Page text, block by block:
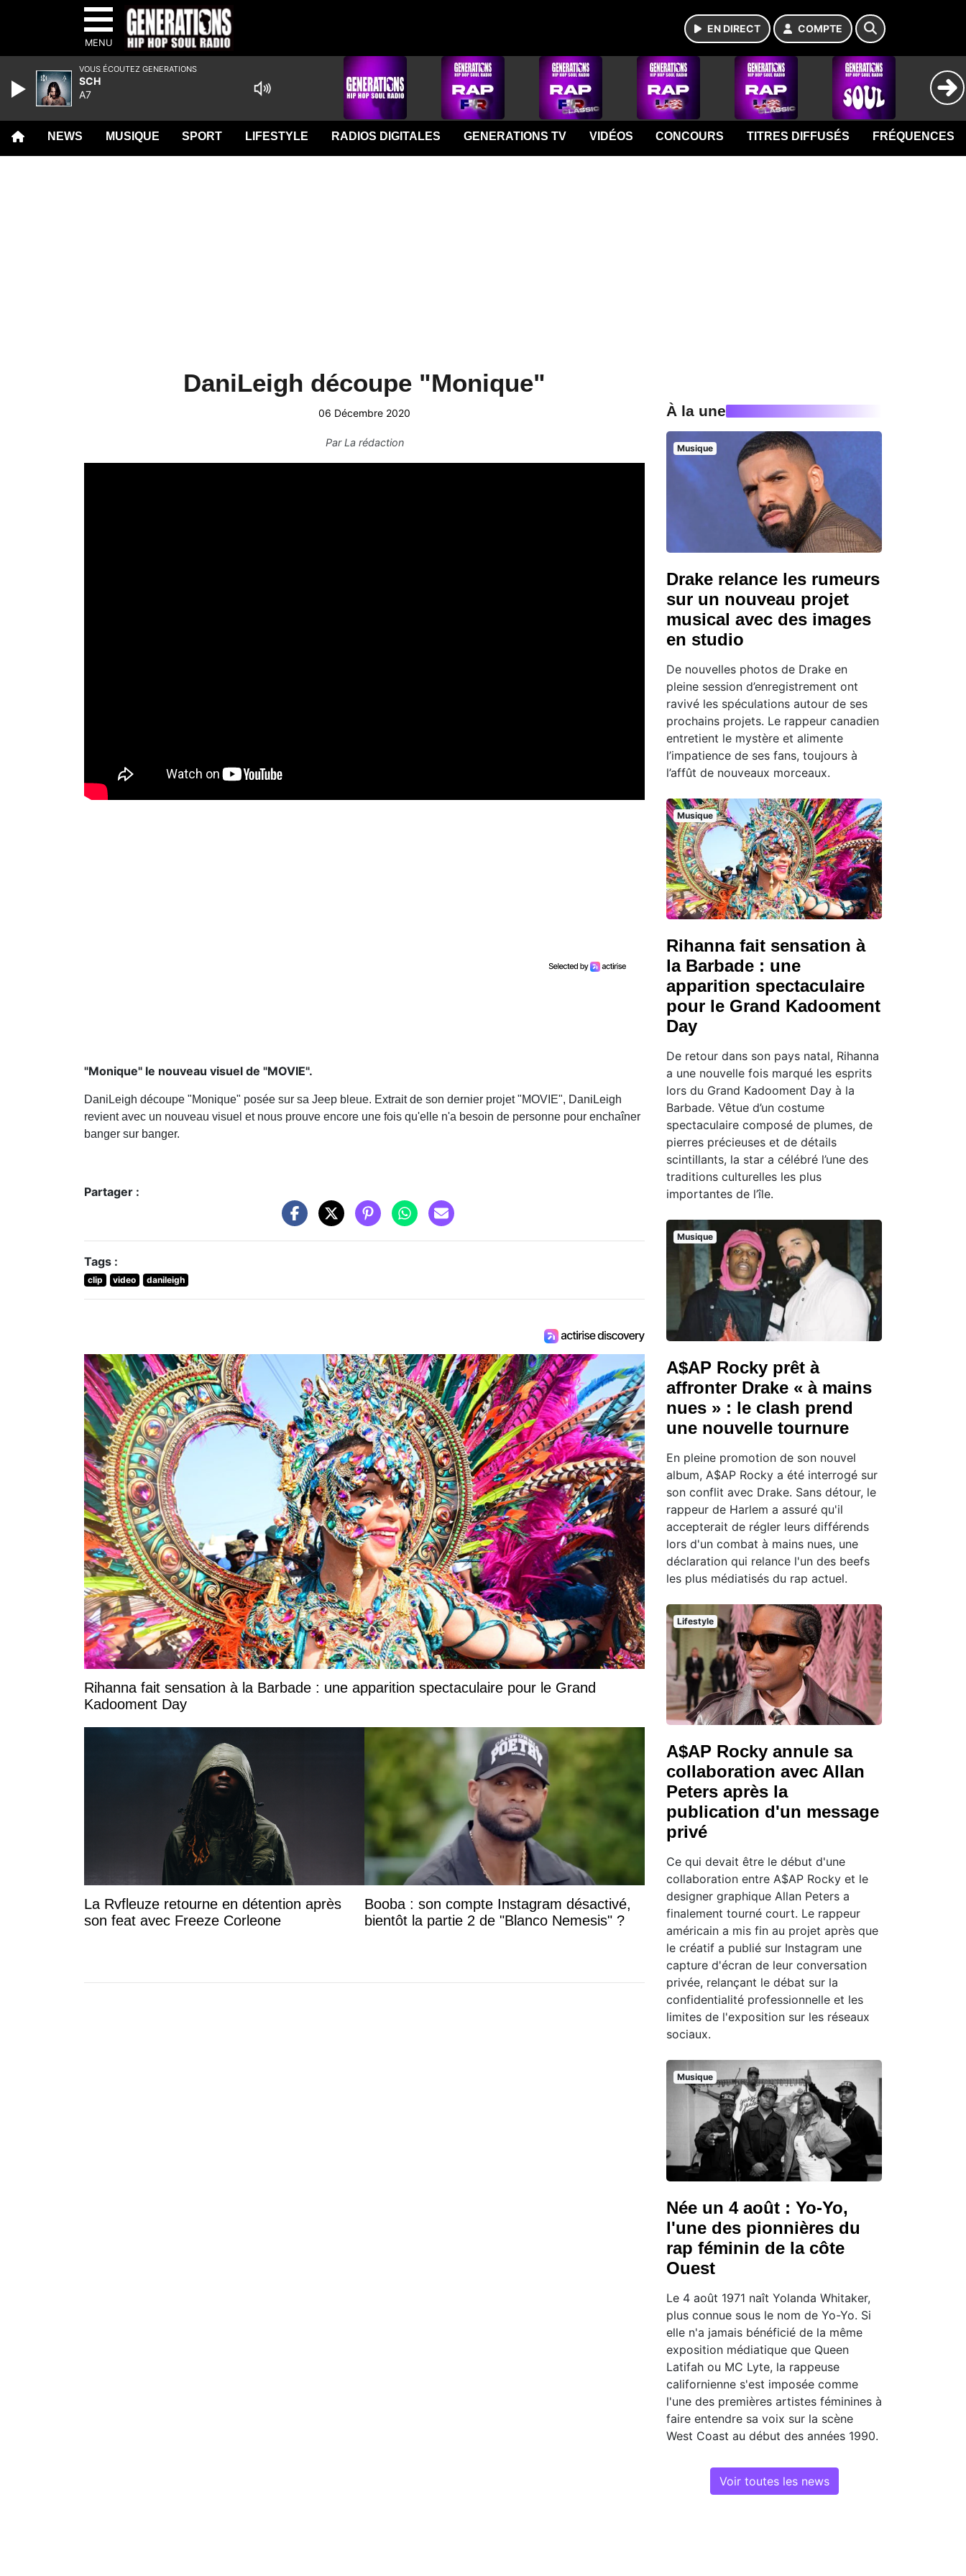
MENU
EN DIRECT COMPTE
NEWS MUSIQUE SPORT LIFESTYLE RADIOS DIGITALES GENERATIONS TV VIDÉOS CONCOURS TITRES DIFFUSÉS FRÉQUENCES
DaniLeigh découpe "Monique"
06 Décembre 2020
ParLa rédaction
"Monique" le nouveau visuel de "MOVIE".
DaniLeigh découpe "Monique" posée sur sa Jeep bleue. Extrait de son dernier projet "MOVIE", DaniLeigh
revient avec un nouveau visuel et nous prouve encore une fois qu'elle n'a besoin de personne pour enchaîner
banger sur banger.
Partager :
Tags :
clip video danileigh
Rihanna fait sensation à la Barbade : une apparition spectaculaire pour le Grand
Kadooment Day
La Rvfleuze retourne en détention après
son feat avec Freeze Corleone
Booba : son compte Instagram désactivé,
bientôt la partie 2 de "Blanco Nemesis" ?
À la une
Musique
Drake relance les rumeurs
sur un nouveau projet
musical avec des images
en studio
De nouvelles photos de Drake en
pleine session d’enregistrement ont
ravivé les spéculations autour de ses
prochains projets. Le rappeur canadien
entretient le mystère et alimente
l’impatience de ses fans, toujours à
l’affût de nouveaux morceaux.
Musique
Rihanna fait sensation à
la Barbade : une
apparition spectaculaire
pour le Grand Kadooment
Day
De retour dans son pays natal, Rihanna
a une nouvelle fois marqué les esprits
lors du Grand Kadooment Day à la
Barbade. Vêtue d’un costume
spectaculaire composé de plumes, de
pierres précieuses et de détails
scintillants, la star a célébré l’une des
traditions culturelles les plus
importantes de l’île.
Musique
A$AP Rocky prêt à
affronter Drake « à mains
nues » : le clash prend
une nouvelle tournure
En pleine promotion de son nouvel
album, A$AP Rocky a été interrogé sur
son conflit avec Drake. Sans détour, le
rappeur de Harlem a assuré qu'il
accepterait de régler leurs différends
lors d'un combat à mains nues, une
déclaration qui relance l'un des beefs
les plus médiatisés du rap actuel.
Lifestyle
A$AP Rocky annule sa
collaboration avec Allan
Peters après la
publication d'un message
privé
Ce qui devait être le début d'une
collaboration entre A$AP Rocky et le
designer graphique Allan Peters a
finalement tourné court. Le rappeur
américain a mis fin au projet après que
le créatif a publié sur Instagram une
capture d'écran de leur conversation
privée, relançant le débat sur la
confidentialité professionnelle et les
limites de l'exposition sur les réseaux
sociaux.
Musique
Née un 4 août : Yo-Yo,
l'une des pionnières du
rap féminin de la côte
Ouest
Le 4 août 1971 naît Yolanda Whitaker,
plus connue sous le nom de Yo-Yo. Si
elle n'a jamais bénéficié de la même
exposition médiatique que Queen
Latifah ou MC Lyte, la rappeuse
californienne s'est imposée comme
l'une des premières artistes féminines à
faire entendre sa voix sur la scène
West Coast au début des années 1990.
Voir toutes les news
VOUS ÉCOUTEZ GENERATIONS
SCH
A7